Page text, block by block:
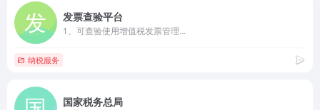
发票查验平台
1、可查验使用增值税发票管理...
纳税服务
国家税务总局